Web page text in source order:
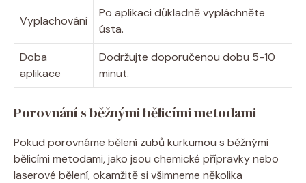
Vyplachování
Po aplikaci důkladně vypláchněte
ústa.
Doba
aplikace
Dodržujte doporučenou dobu 5-10
minut.
Porovnání s běžnými bělicími metodami
Pokud porovnáme bělení zubů kurkumou s běžnými
bělicími metodami, jako jsou chemické přípravky nebo
laserové bělení, okamžitě si všimneme několika